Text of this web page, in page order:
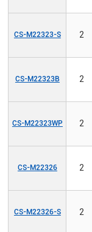
CS-M22323-S 2
CS-M22323B 2
CS-M22323WP 2
CS-M22326 2
CS-M22326-S 2